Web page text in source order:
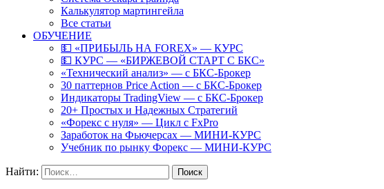
Калькулятор мартингейла
Все статьи
ОБУЧЕНИЕ
💵 «ПРИБЫЛЬ НА FOREX» — КУРС
💵 КУРС — «БИРЖЕВОЙ СТАРТ С БКС»
«Технический анализ» — с БКС-Брокер
30 паттернов Price Action — с БКС-Брокер
Индикаторы TradingView — с БКС-Брокер
20+ Простых и Надежных Стратегий
«Форекс с нуля» — Цикл с FxPro
Заработок на Фьючерсах — МИНИ-КУРС
Учебник по рынку Форекс — МИНИ-КУРС
Найти: